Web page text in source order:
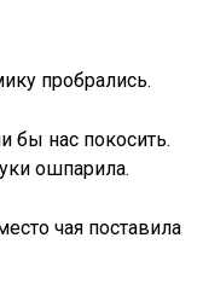
пробрались.
бы нас покосить.
ошпарила.
чая поставила